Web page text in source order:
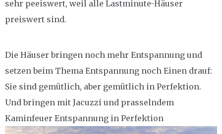
sehr peeiswert, weil alle Lastminute-Häuser
preiswert sind.
Die Häuser bringen noch mehr Entspannung und
setzen beim Thema Entspannung noch Einen drauf:
Sie sind gemütlich, aber gemütlich in Perfektion.
Und bringen mit Jacuzzi und prasselndem
Kaminfeuer Entspannung in Perfektion